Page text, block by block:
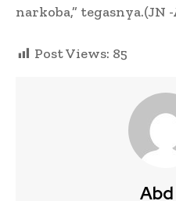
narkoba,” tegasnya.(JN
Post Views: 85
Abd